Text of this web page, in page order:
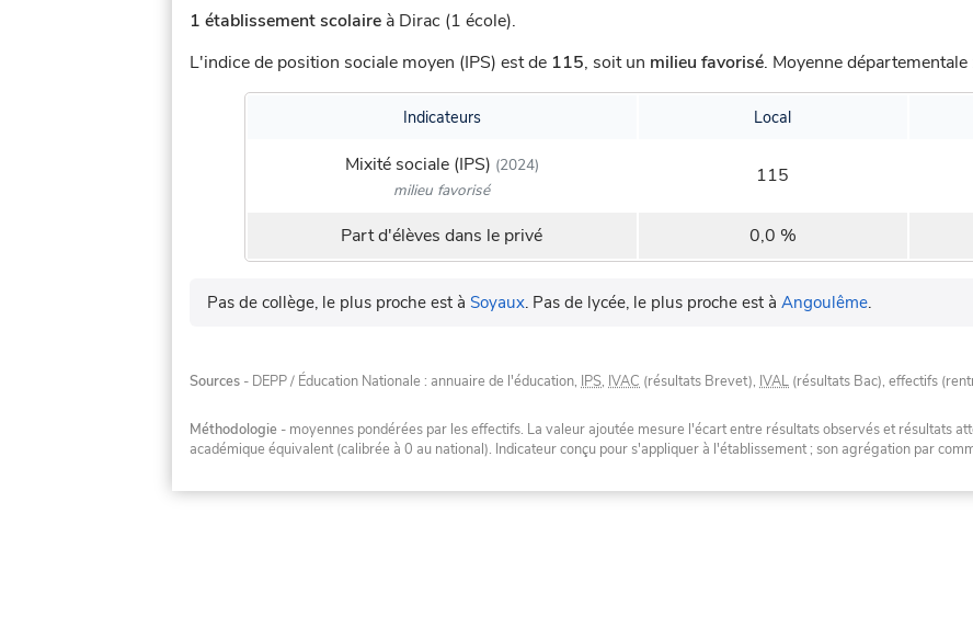
1 établissement scolaire à Dirac (1 école).
L'indice de position sociale moyen (IPS) est de 115, soit un milieu favorisé. Moyenne
Indicateurs Local
Mixité sociale (IPS) (2024)
milieu favorisé
115
Part d'élèves dans le privé 0,0 %
Pas de collège, le plus proche est à Soyaux. Pas de lycée, le plus proche est à Angoulême.
Sources - DEPP / Éducation Nationale : annuaire de l'éducation, IPS, IVAC (résultats Brevet), IVAL (résultats Bac), effectifs
Méthodologie - moyennes pondérées par les effectifs. La valeur ajoutée mesure l'écart entre résultats observés et résultats
académique équivalent (calibrée à 0 au national). Indicateur conçu pour s'appliquer à l'établissement ; son agrégation par